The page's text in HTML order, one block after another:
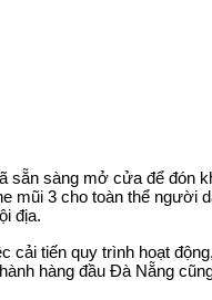
sẵn sàng mở cửa để đón
mũi 3 cho toàn thể người
địa.
cải tiến quy trình hoạt
hàng đầu Đà Nẵng